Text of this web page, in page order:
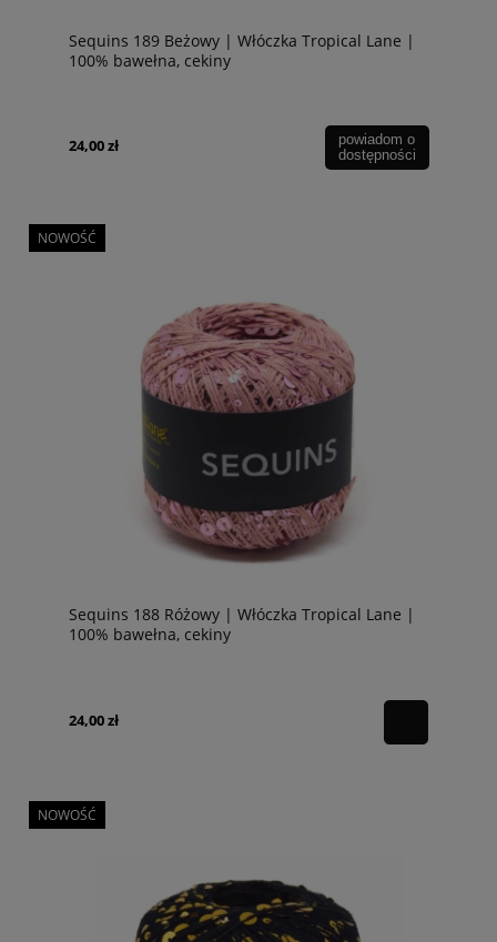
Sequins 189 Beżowy | Włóczka Tropical Lane |
100% bawełna, cekiny
24,00 zł
powiadom o
dostępności
Sequins 188 Różowy | Włóczka Tropical Lane |
100% bawełna, cekiny
24,00 zł
NOWOŚĆ
NOWOŚĆ